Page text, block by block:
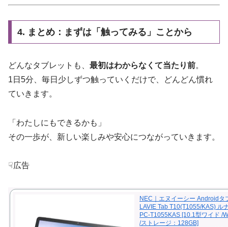
4. まとめ：まずは「触ってみる」ことから
どんなタブレットも、 最初はわからなくて当たり前。
1日5分、毎日少しずつ触っていくだけで、どんどん慣れ
ていきます。
「わたしにもできるかも」
その一歩が、新しい楽しみや安心につながっていきます。
☟広告
NEC｜エヌイーシー Androidタ
LAVIE Tab T10(T1055/KAS) ル
PC-T1055KAS [10.1型ワイド /
/ストレージ：128GB]